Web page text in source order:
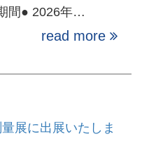
間● 2026年…
read more
展に出展いたしま